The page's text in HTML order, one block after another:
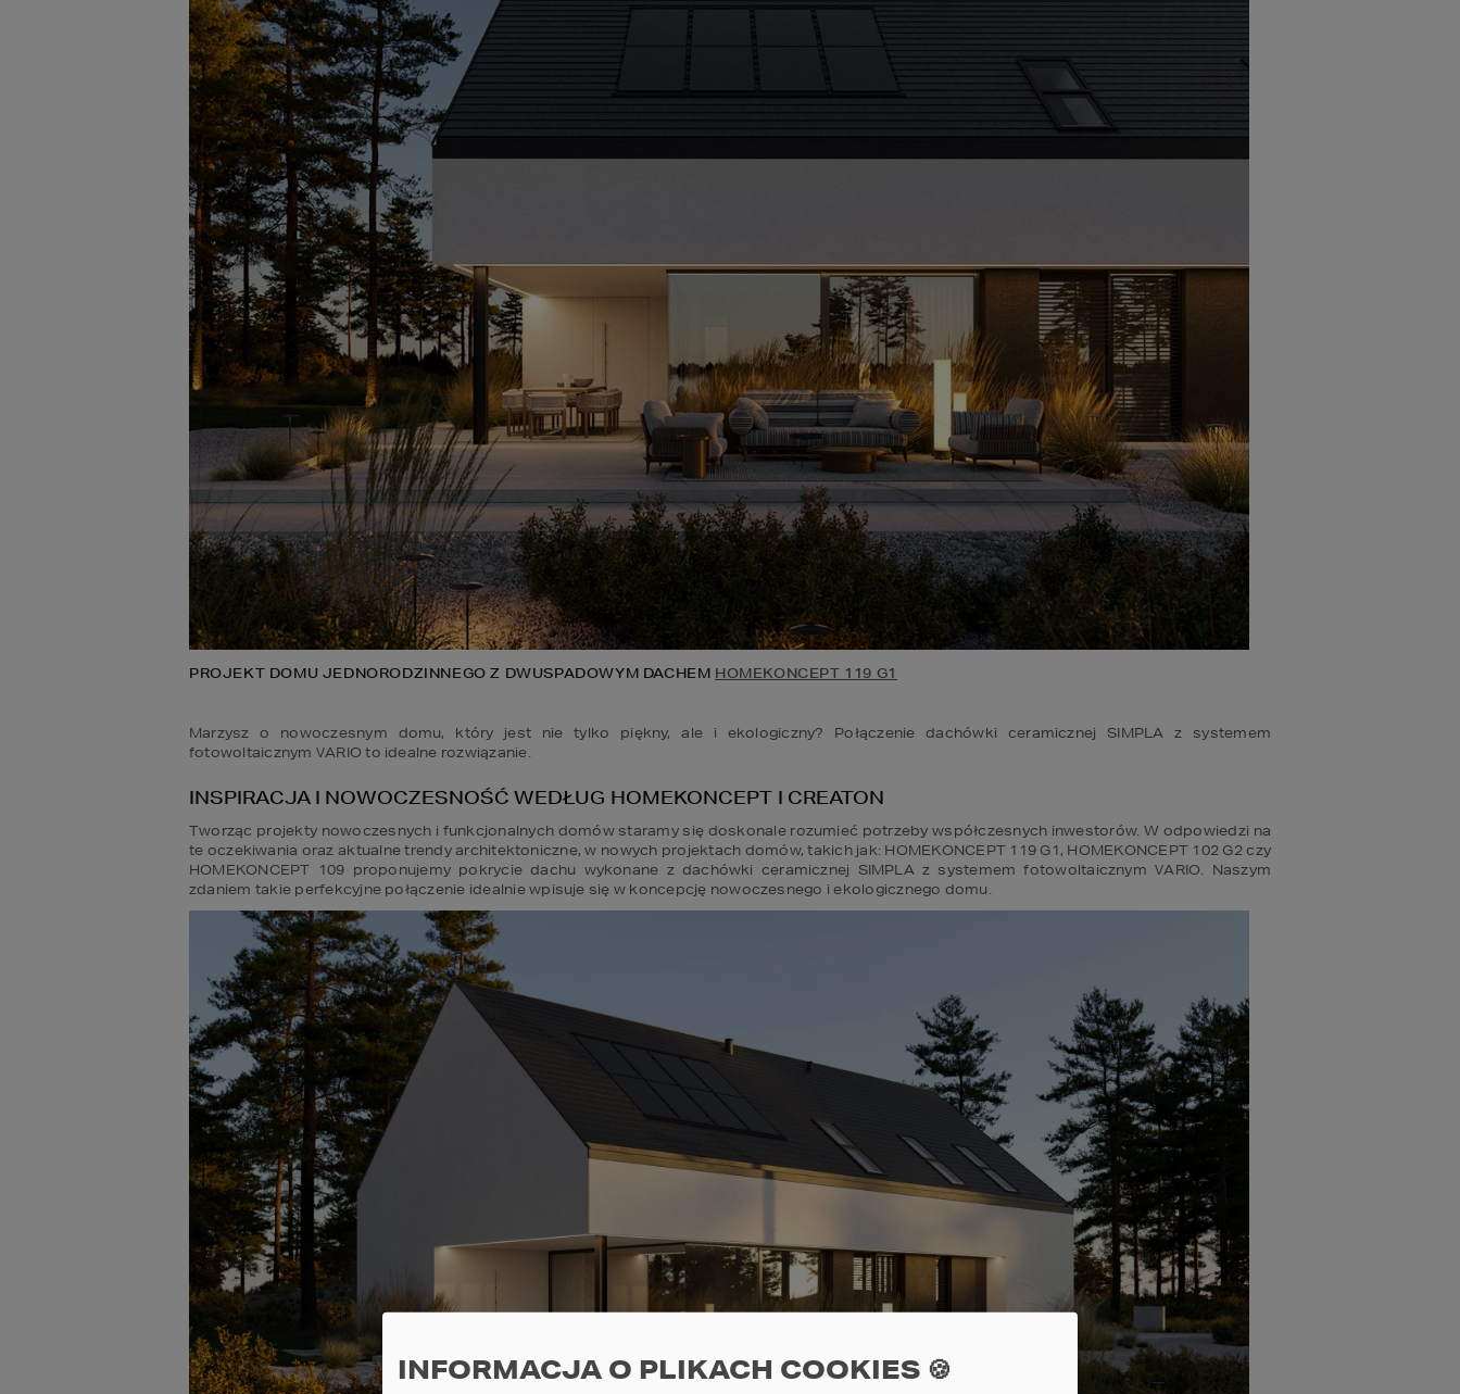
PROJEKT DOMU JEDNORODZINNEGO Z DWUSPADOWYM DACHEM HOMEKONCEPT 119 G1
Marzysz o nowoczesnym domu, który jest nie tylko piękny, ale i ekologiczny? Połączenie dachówki ceramicznej SIMPLA z systemem
fotowoltaicznym VARIO to idealne rozwiązanie.
INSPIRACJA I NOWOCZESNOŚĆ WEDŁUG HOMEKONCEPT I CREATON
Tworząc projekty nowoczesnych i funkcjonalnych domów staramy się doskonale rozumieć potrzeby współczesnych inwestorów. W odpowiedzi na
te oczekiwania oraz aktualne trendy architektoniczne, w nowych projektach domów, takich jak: HOMEKONCEPT 119 G1, HOMEKONCEPT 102 G2 czy
HOMEKONCEPT 109 proponujemy pokrycie dachu wykonane z dachówki ceramicznej SIMPLA z systemem fotowoltaicznym VARIO. Naszym
zdaniem takie perfekcyjne połączenie idealnie wpisuje się w koncepcję nowoczesnego i ekologicznego domu.
INFORMACJA O PLIKACH COOKIES 🍪